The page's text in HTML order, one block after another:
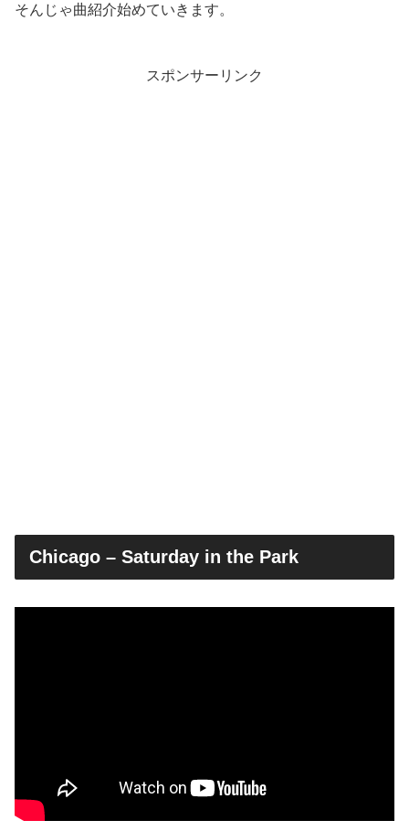
そんじゃ曲紹介始めていきます。
スポンサーリンク
Chicago – Saturday in the Park